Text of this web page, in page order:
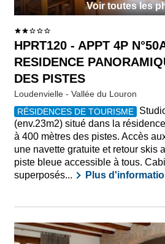
HPRT120 - APPT 4P
RESIDENCE
DES PISTES
Loudenvielle - Vallée du Louron
RÉSIDENCES DE TOURISME
(env.23m2) situé dans la
à 400 mètres des pistes. Accès
une navette gratuite et retour skis
piste bleue accessible à tous.
superposés...
Plus
Voir toutes les